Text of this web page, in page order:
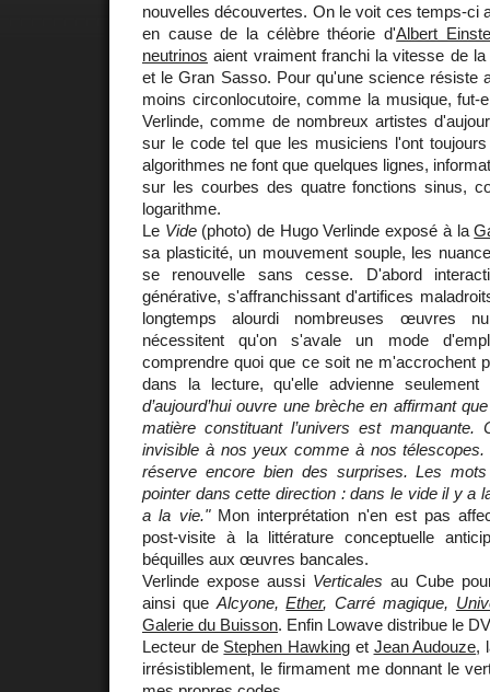
nouvelles découvertes. On le voit ces temps-ci
en cause de la célèbre théorie d'Albert
neutrinos aient vraiment franchi la vitesse de
et le Gran Sasso. Pour qu'une science résiste
moins circonlocutoire, comme la musique, fut-
Verlinde, comme de nombreux artistes
sur le code tel que les musiciens l'ont
algorithmes ne font que quelques lignes,
sur les courbes des quatre fonctions sinus,
logarithme.
Le Vide(photo) de Hugo Verlinde exposé à la
sa plasticité, un mouvement souple, les
se renouvelle sans cesse. D'abord
générative, s'affranchissant d'artifices
longtemps alourdi nombreuses œuvres
nécessitent qu'on s'avale un mode
comprendre quoi que ce soit ne m'accrochent
dans la lecture, qu'elle advienne
d’aujourd’hui ouvre une brèche en affirmant
matière constituant l’univers est manquante.
invisible à nos yeux comme à nos
réserve encore bien des surprises. Les
pointer dans cette direction : dans le vide il y a
a la vie."Mon interprétation n'en est pas
post-visite à la littérature conceptuelle
béquilles aux œuvres bancales.
Verlinde expose aussi Verticales au Cube
ainsi que Alcyone,Ether, Carré magique,
Galerie du Buisson. Enfin Lowave distribue le
Lecteur de Stephen Hawking et Jean Audouze,
irrésistiblement, le firmament me donnant le